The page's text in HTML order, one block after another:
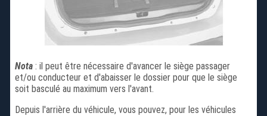
Nota: il peut être nécessaire d'avancer le siège passager
et/ou conducteur et d'abaisser le dossier pour que le siège
soit basculé au maximum vers l'avant.
Depuis l'arrière du véhicule, vous pouvez, pour les véhicules